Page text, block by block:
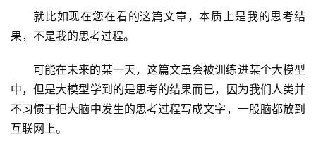
就比如现在您在看的这篇文章，本质上是我的思考结
果，不是我的思考过程。
可能在未来的某一天，这篇文章会被训练进某个大模型
中，但是大模型学到的是思考的结果而已，因为我们人类并
不习惯于把大脑中发生的思考过程写成文字，一股脑都放到
互联网上。